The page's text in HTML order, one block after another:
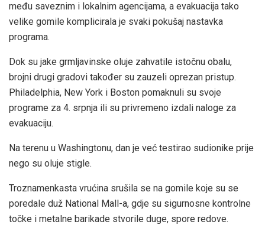
među saveznim i lokalnim agencijama, a evakuacija tako
velike gomile komplicirala je svaki pokušaj nastavka
programa.
Dok su jake grmljavinske oluje zahvatile istočnu obalu,
brojni drugi gradovi također su zauzeli oprezan pristup.
Philadelphia, New York i Boston pomaknuli su svoje
programe za 4. srpnja ili su privremeno izdali naloge za
evakuaciju.
Na terenu u Washingtonu, dan je već testirao sudionike prije
nego su oluje stigle.
Troznamenkasta vrućina srušila se na gomile koje su se
poredale duž National Mall-a, gdje su sigurnosne kontrolne
točke i metalne barikade stvorile duge, spore redove.